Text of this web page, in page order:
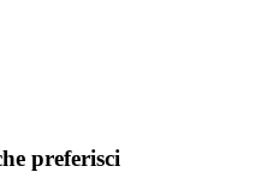
preferisci